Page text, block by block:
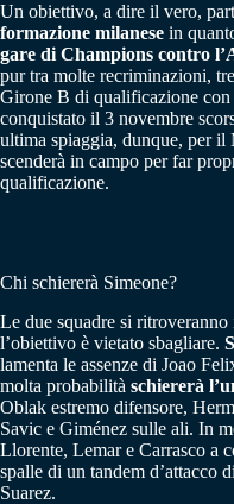
Un obiettivo, a dire il vero,
formazione milanese in
gare di Champions contro
pur tra molte recriminazioni,
Girone B di qualificazione
conquistato il 3 novembre
ultima spiaggia, dunque, per
scenderà in campo per far
qualificazione.
Chi schiererà Simeone?
Le due squadre si ritroveranno
l’obiettivo è vietato sbagliare.
lamenta le assenze di Joao
molta probabilità schiererà
Oblak estremo difensore,
Savic e Giménez sulle ali. In
Llorente, Lemar e Carrasco a
spalle di un tandem d’attacco
Suarez.